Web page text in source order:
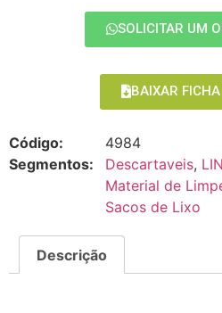
SOLICITAR UM
BAIXAR
Código:
4984
Segmentos:
Descartaveis,
Material de
Sacos de Lixo
Descrição